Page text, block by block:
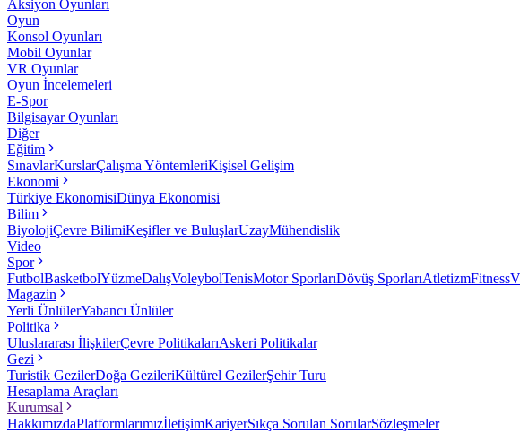
Aksiyon Oyunları
Oyun
Konsol Oyunları
Mobil Oyunlar
VR Oyunlar
Oyun İncelemeleri
E-Spor
Bilgisayar Oyunları
Diğer
Eğitim
SınavlarKurslarÇalışma YöntemleriKişisel Gelişim
Ekonomi
Türkiye EkonomisiDünya Ekonomisi
Bilim
BiyolojiÇevre BilimiKeşifler ve BuluşlarUzayMühendislik
Video
Spor
FutbolBasketbolYüzmeDalışVoleybolTenisMotor SporlarıDövüş SporlarıAtletizmFitness
Magazin
Yerli ÜnlülerYabancı Ünlüler
Politika
Uluslararası İlişkilerÇevre PolitikalarıAskeri Politikalar
Gezi
Turistik GezilerDoğa GezileriKültürel GezilerŞehir Turu
Hesaplama Araçları
Kurumsal
HakkımızdaPlatformlarımızİletişimKariyerSıkça Sorulan SorularSözleşmeler